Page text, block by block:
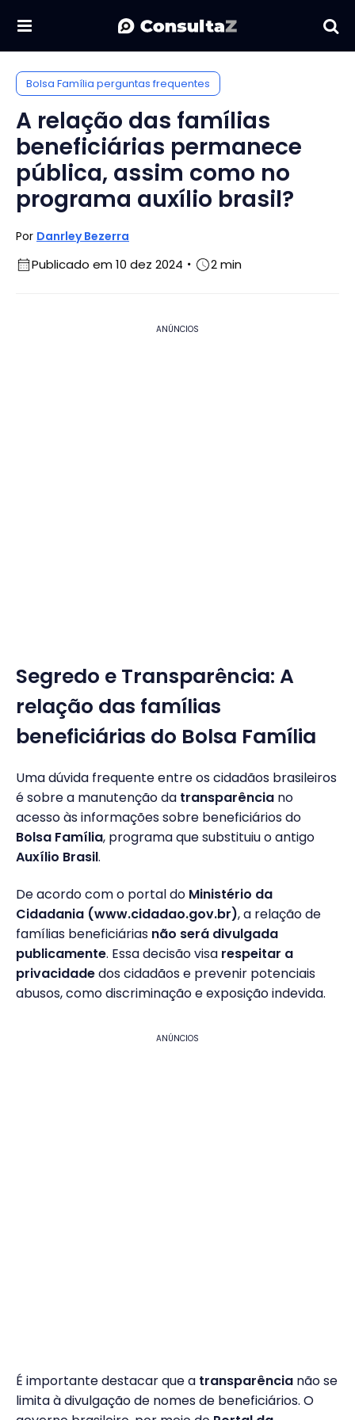
Bolsa Família perguntas frequentes
A relação das famílias
beneficiárias permanece
pública, assim como no
programa auxílio brasil?
Por Danrley Bezerra
Publicado em 10 dez 2024 2 min
ANÚNCIOS
Segredo e Transparência: A
relação das famílias
beneficiárias do Bolsa Família
Uma dúvida frequente entre os cidadãos brasileiros
é sobre a manutenção da transparência no
acesso às informações sobre beneficiários do
Bolsa Família, programa que substituiu o antigo
Auxílio Brasil.
De acordo com o portal do Ministério da
Cidadania (www.cidadao.gov.br), a relação de
famílias beneficiárias não será divulgada
publicamente. Essa decisão visa respeitar a
privacidadedos cidadãos e prevenir potenciais
abusos, como discriminação e exposição indevida.
ANÚNCIOS
É importante destacar que a transparência não se
limita à divulgação de nomes de beneficiários. O